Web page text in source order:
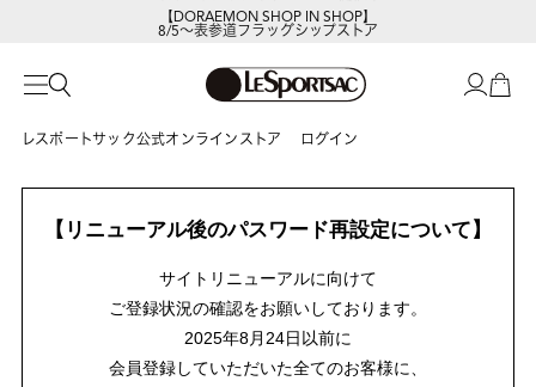
【DORAEMON SHOP IN SHOP】
8/5～表参道フラッグシップストア
レスポートサック公式オンラインストア ログイン
【リニューアル後のパスワード再設定について】
サイトリニューアルに向けて
ご登録状況の確認をお願いしております。
2025年8月24日以前に
会員登録していただいた全てのお客様に、